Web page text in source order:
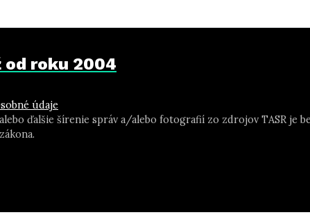
od roku 2004
údaje
ďalšie šírenie správ a/alebo fotografií zo zdrojov TASR je